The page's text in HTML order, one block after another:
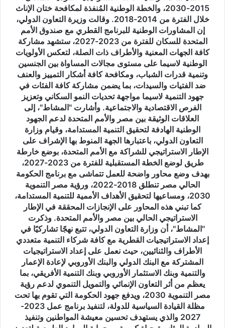
والاجتماعية
المستدامة
وبحث
سبل
تحفيز
إشراك
القطاع
الخاص
والتحول
الرقمي
ممثل
صندوق
المتحدة
مصر
لتحقيق
أهداف
التنمية
المستدامة
المحافظات
لخلق
2015-2030، والخطة الوطنية المُنفذة لمكافحة ختان الإناث
خلال الفترة من 2014-2018. وقالت وزيرة التعاون الدولي،
إن المشاورات الوطنية للبرنامج القطري مع صندوق الأمم
المتحدة للسكان للفترة من 2023-2027، ستشهد مشاركة
كافة الجهات المعنية والأطراف ذات الصلة، لتعكس الأولويات
الوطنية لاسيما على مستوى مجالات المساواة بين الجنسين
وتنمية قدرات الشباب، ومكافحة كافة أشكار التمييز والعنف
ضد الفتيات والسيدات، بما يضمن مشاركة كافة الفئات في
جهود التنمية لاسيما مواجهة تحديات النمو السكاني وتعزيز
الفرص الاقتصادية والاجتماعية. وأشارت "المشاط"، إلى
العلاقات الوثيقة بين مصر والأمم المتحدة لدعم الجهود
الوطنية الهادفة لتحقيق التنمية المستدامة، وقيام وزارة
التعاون الدولي، باعتبارها الجهة المنوط بها الإشراف على
الإطار الاستراتيجي للشراكة مع الأمم المتحدة، بوضع خارطة
طريق لوضع الخطة المستقبلية للفترة من 2023-2027،
بهدف وضع محاور واضحة للعمل تتماشى مع برنامج الحكومة
الحالي مصر تنطلق 2018-2022، ورؤية مصر التنموية
2030، ومساعيها لتحقيق الأهداف الأممية للتنمية المستدامة،
كما تبني هذه المحاور على الإنجازات المحققة في الإطار
الاستراتيجي الحالي بين مصر والأمم المتحدة. وذكرت
"المشاط"، أن وزارة التعاون الدولي، تتبع نهجًا تشاركيًا في
إعداد الاستراتيجيات القطرية مع كافة شركاء التنمية متعددي
الأطراف والثنائيين، حيث نعمل على إعداد الاستراتيجيات
المشتركة مع البنك الدولي والبنك الأوروبي لإعادة الإعمار
والتنمية وبنك الاستثمار الأوروبي وبنك التنمية الأفريقي، بما
يعظم من أثر التعاون الإنمائي والتمويل التنموي لدعم رؤية
مصر التنموية 2030، ويدفع جهود الحكومة التي تقوم بها تحت
مظلة القيادة السياسية للدولة، لتنفيذ برنامج عمل 2023-
2027 والذي يستهدف تحسين معيشة المواطنين وتنفيذ